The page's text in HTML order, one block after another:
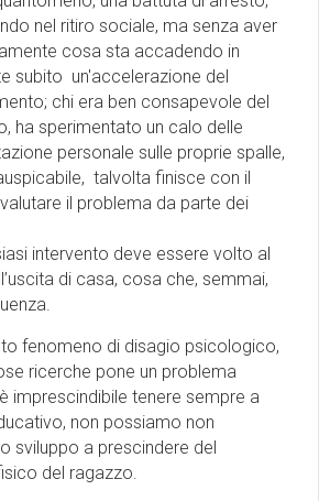
nel ritiro sociale, ma senza aver
cosa sta accadendo in
subito un'accelerazione del
chi era ben consapevole del
ha sperimentato un calo delle
personale sulle proprie spalle,
talvolta finisce con il
il problema da parte dei
intervento deve essere volto al
di casa, cosa che, semmai,
fenomeno di disagio psicologico,
ricerche pone un problema
imprescindibile tenere sempre a
non possiamo non
sviluppo a prescindere del
del ragazzo.